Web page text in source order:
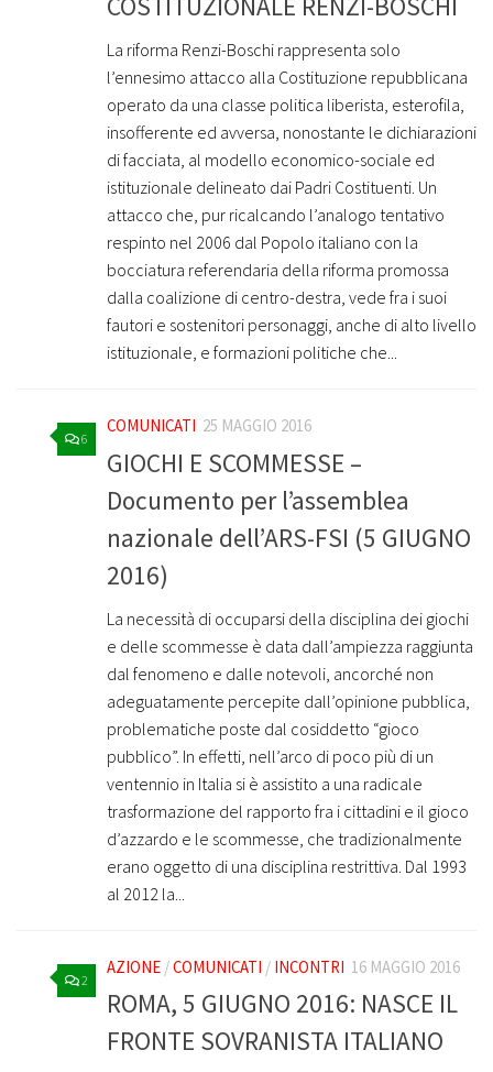
COSTITUZIONALE RENZI-BOSCHI
La riforma Renzi-Boschi rappresenta solo
l’ennesimo attacco alla Costituzione repubblicana
operato da una classe politica liberista, esterofila,
insofferente ed avversa, nonostante le dichiarazioni
di facciata, al modello economico-sociale ed
istituzionale delineato dai Padri Costituenti. Un
attacco che, pur ricalcando l’analogo tentativo
respinto nel 2006 dal Popolo italiano con la
bocciatura referendaria della riforma promossa
dalla coalizione di centro-destra, vede fra i suoi
fautori e sostenitori personaggi, anche di alto livello
istituzionale, e formazioni politiche che...
6
COMUNICATI 25 MAGGIO 2016
GIOCHI E SCOMMESSE –
Documento per l’assemblea
nazionale dell’ARS-FSI (5 GIUGNO
2016)
La necessità di occuparsi della disciplina dei giochi
e delle scommesse è data dall’ampiezza raggiunta
dal fenomeno e dalle notevoli, ancorché non
adeguatamente percepite dall’opinione pubblica,
problematiche poste dal cosiddetto “gioco
pubblico”. In effetti, nell’arco di poco più di un
ventennio in Italia si è assistito a una radicale
trasformazione del rapporto fra i cittadini e il gioco
d’azzardo e le scommesse, che tradizionalmente
erano oggetto di una disciplina restrittiva. Dal 1993
al 2012 la...
2
AZIONE /COMUNICATI / INCONTRI 16 MAGGIO 2016
ROMA, 5 GIUGNO 2016: NASCE IL
FRONTE SOVRANISTA ITALIANO